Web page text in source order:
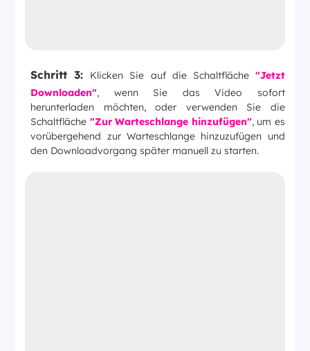
Schritt 3: Klicken Sie auf die Schaltfläche "Jetzt
Downloaden", wenn Sie das Video sofort
herunterladen möchten, oder verwenden Sie die
Schaltfläche "Zur Warteschlange hinzufügen", um es
vorübergehend zur Warteschlange hinzuzufügen und
den Downloadvorgang später manuell zu starten.